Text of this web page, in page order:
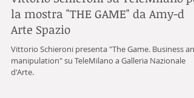
Vittorio Schieroni su TeleMilano
la mostra "THE GAME" da Amy-d
Arte Spazio